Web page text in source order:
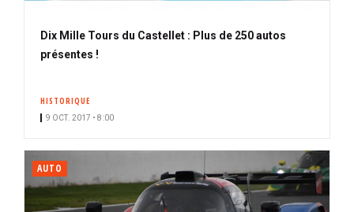
Dix Mille Tours du Castellet : Plus de 250 autos
présentes !
HISTORIQUE
9 OCT. 2017 • 8:00
AUTO